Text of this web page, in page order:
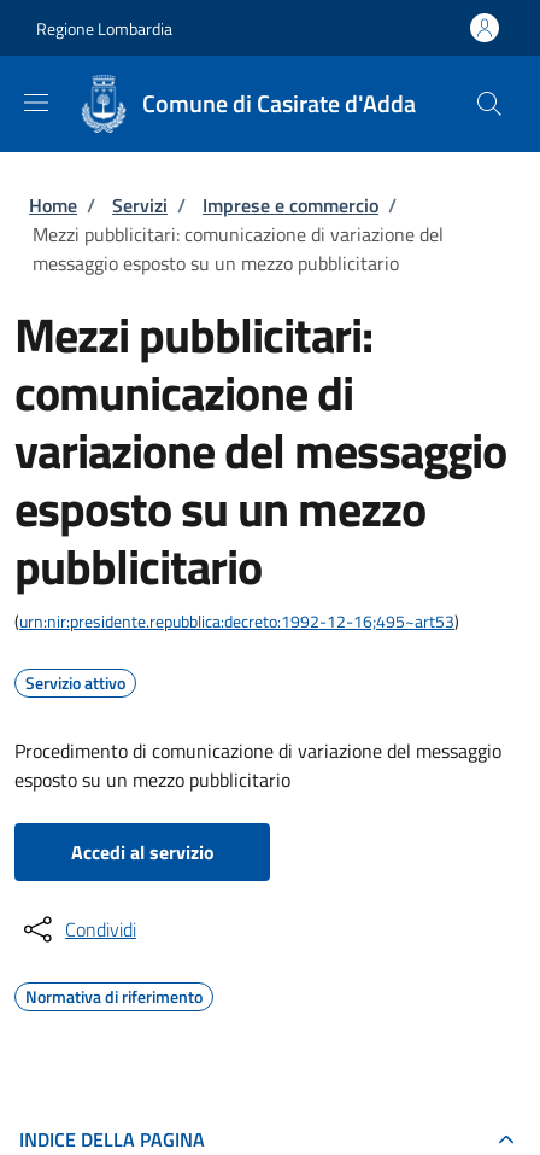
Regione Lombardia
Comune di Casirate d'Adda
Briciole di pane
Home / Servizi / Imprese e commercio /
Mezzi pubblicitari: comunicazione di variazione del
messaggio esposto su un mezzo pubblicitario
Mezzi pubblicitari:
comunicazione di
variazione del messaggio
esposto su un mezzo
pubblicitario
(urn:nir:presidente.repubblica:decreto:1992-12-16;495~art53)
Servizio attivo
Procedimento di comunicazione di variazione del messaggio
esposto su un mezzo pubblicitario
Accedi al servizio
Condividi
Normativa di riferimento
INDICE DELLA PAGINA